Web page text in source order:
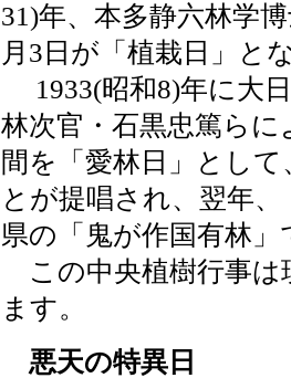
31)年、本多静六林学
月3日が「植栽日」と
1933(昭和8)年に大
林次官・石黒忠篤ら
間を「愛林日」とし
とが提唱され、翌年
県の「鬼が作国有林
この中央植樹行事は
ます。
悪天の特異日